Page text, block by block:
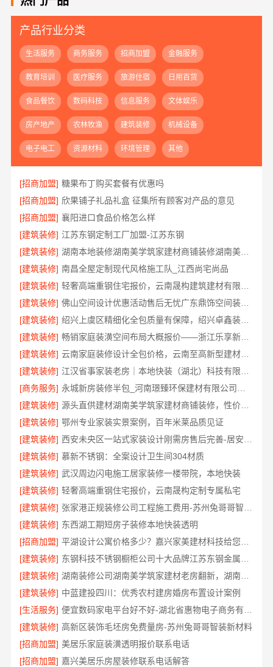
产品行业分类
生活服务 商务服务 招商加盟 金融服务
教育培训 医疗服务 旅游住宿 日用百货
食品餐饮 数码科技 信息服务 文体娱乐
房产地产 农林牧渔 建筑装修 机械设备
电子电工 资源材料 环境管理 其他
[招商加盟] 糖果布丁购买套餐有优惠吗
[招商加盟] 欣果铺子礼品礼盒 征集所有顾客对产品的意见
[招商加盟] 襄阳进口食品价格怎么样
[建筑装修] 江苏东钢定制工厂加盟-江苏东钢
[建筑装修]
湖南本地装修湖南美学筑家建材商铺装修湖南美学筑家
[建筑装修] 南昌全屋定制现代风格施工队_江西尚宅尚品
[建筑装修]
[建筑装修]
佛山空间设计优惠活动售后无忧广东鼎饰空间装饰工程有限公司
[建筑装修]
绍兴上虞区精细化全包质量有保障，绍兴卓鑫装饰材料有限公司放心之选
[建筑装修]
畅销家庭装潢空间布局大概报价——浙江乐享新材料有限公司
[建筑装修]
云南家庭装修设计全包价格，云南至高新型建材有限公司
[建筑装修]
[商务服务]
[建筑装修]
源头直供建材湖南美学筑家建材商铺装修，性价比之选
[建筑装修] 鄂州专业家装实景案例，百年米莱品质见证
[建筑装修]
[建筑装修] 慕新不锈钢：全案设计卫生间304材质
[建筑装修] 武汉周边闪电施工居家装修一楼带院，本地快装
[建筑装修] 轻奢高端重钢住宅报价，云南晟构定制专属私宅
[建筑装修]
[建筑装修] 东西湖工期短房子装修本地快装透明
[招商加盟]
[建筑装修]
[建筑装修]
湖南装修公司湖南美学筑家建材老房翻新，湖南美学筑家建材焕新您的家
[建筑装修] 中蓝建投四川：优秀农村建房婚房布置设计案例
[生活服务]
[建筑装修] 高新区装饰毛坯房免费量房-苏州兔哥哥智装新材料
[招商加盟] 美居乐家庭装潢透明报价联系电话
[招商加盟] 嘉兴美居乐房屋装修联系电话解答